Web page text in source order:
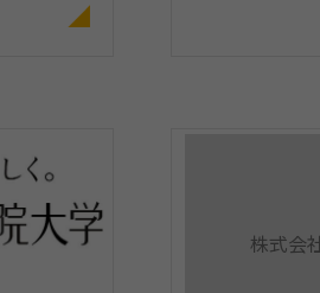
株式会